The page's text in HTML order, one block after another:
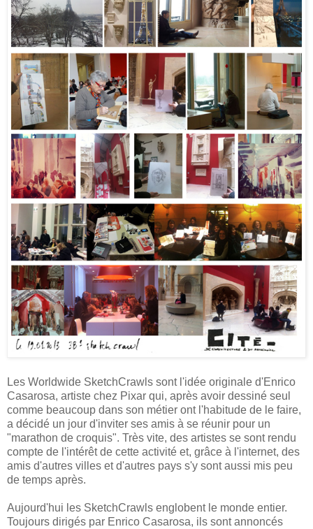
Les Worldwide SketchCrawls sont l'idée originale d'Enrico
Casarosa, artiste chez Pixar qui, après avoir dessiné seul
comme beaucoup dans son métier ont l'habitude de le faire,
a décidé un jour d'inviter ses amis à se réunir pour un
"marathon de croquis". Très vite, des artistes se sont rendu
compte de l'intérêt de cette activité et, grâce à l'internet, des
amis d'autres villes et d'autres pays s'y sont aussi mis peu
de temps après.
Aujourd'hui les SketchCrawls englobent le monde entier.
Toujours dirigés par Enrico Casarosa, ils sont annoncés